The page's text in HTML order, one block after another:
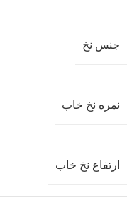
جنس نخ
نمره نخ خاب
ارتفاع نخ خاب